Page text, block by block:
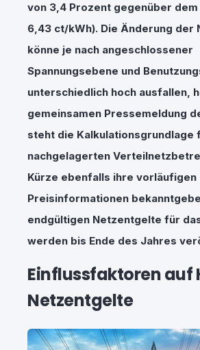
von 3,4 Prozent gegenüber dem
6,43 ct/kWh). Die Änderung der
könne je nach angeschlossener
Spannungsebene und
unterschiedlich hoch ausfallen,
gemeinsamen Pressemeldung
steht die Kalkulationsgrundlage
nachgelagerten
Kürze ebenfalls ihre vorläufigen
Preisinformationen
endgültigen Netzentgelte für
werden bis Ende des Jahres
Einflussfaktoren auf
Netzentgelte